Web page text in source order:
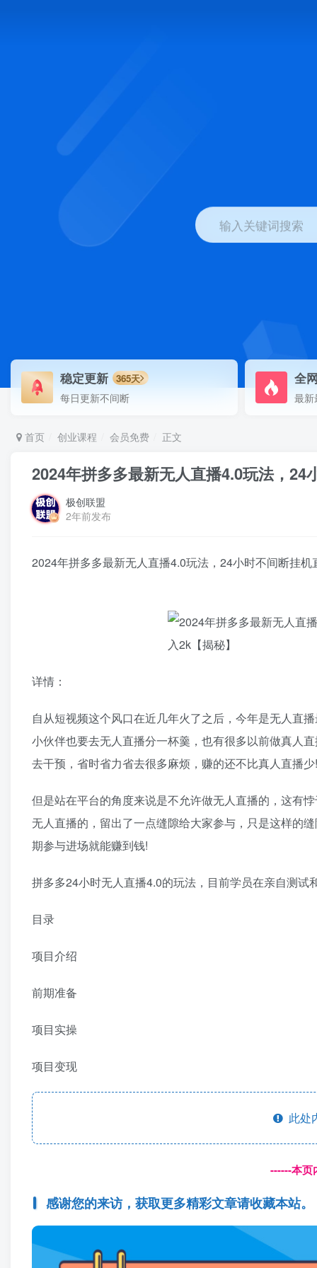
输入关键词搜索
稳定更新 365天
每日更新不间断
全
最新
首页 创业课程 会员免费 正文
2024年拼多多最新无人直播4.0玩法，
极创联盟
2年前发布
2024年拼多多最新无人直播4.0玩法，24小时不间断挂
详情：
自从短视频这个风口在近几年火了之后，今年是无人直
小伙伴也要去无人直播分一杯羹，也有很多以前做真人
去干预，省时省力省去很多麻烦，赚的还不比真人直播少!
但是站在平台的角度来说是不允许做无人直播的，这有
无人直播的，留出了一点缝隙给大家参与，只是这样的
期参与进场就能赚到钱!
拼多多24小时无人直播4.0的玩法，目前学员在亲自测
目录
项目介绍
前期准备
项目实操
项目变现
此处
------本页
感谢您的来访，获取更多精彩文章请收藏本站。